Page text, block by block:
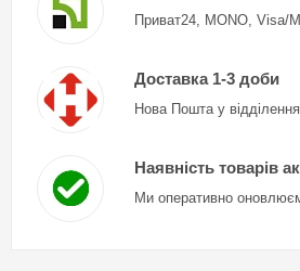
Приват24, MONO, Visa/
Доставка 1-3 доби
Нова Пошта у
Наявність товарів
Ми оперативно